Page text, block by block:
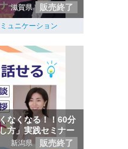
滋賀県 販売終了
ュニケーション
なくなる！！60分
方」実践セミナー
新潟県 販売終了